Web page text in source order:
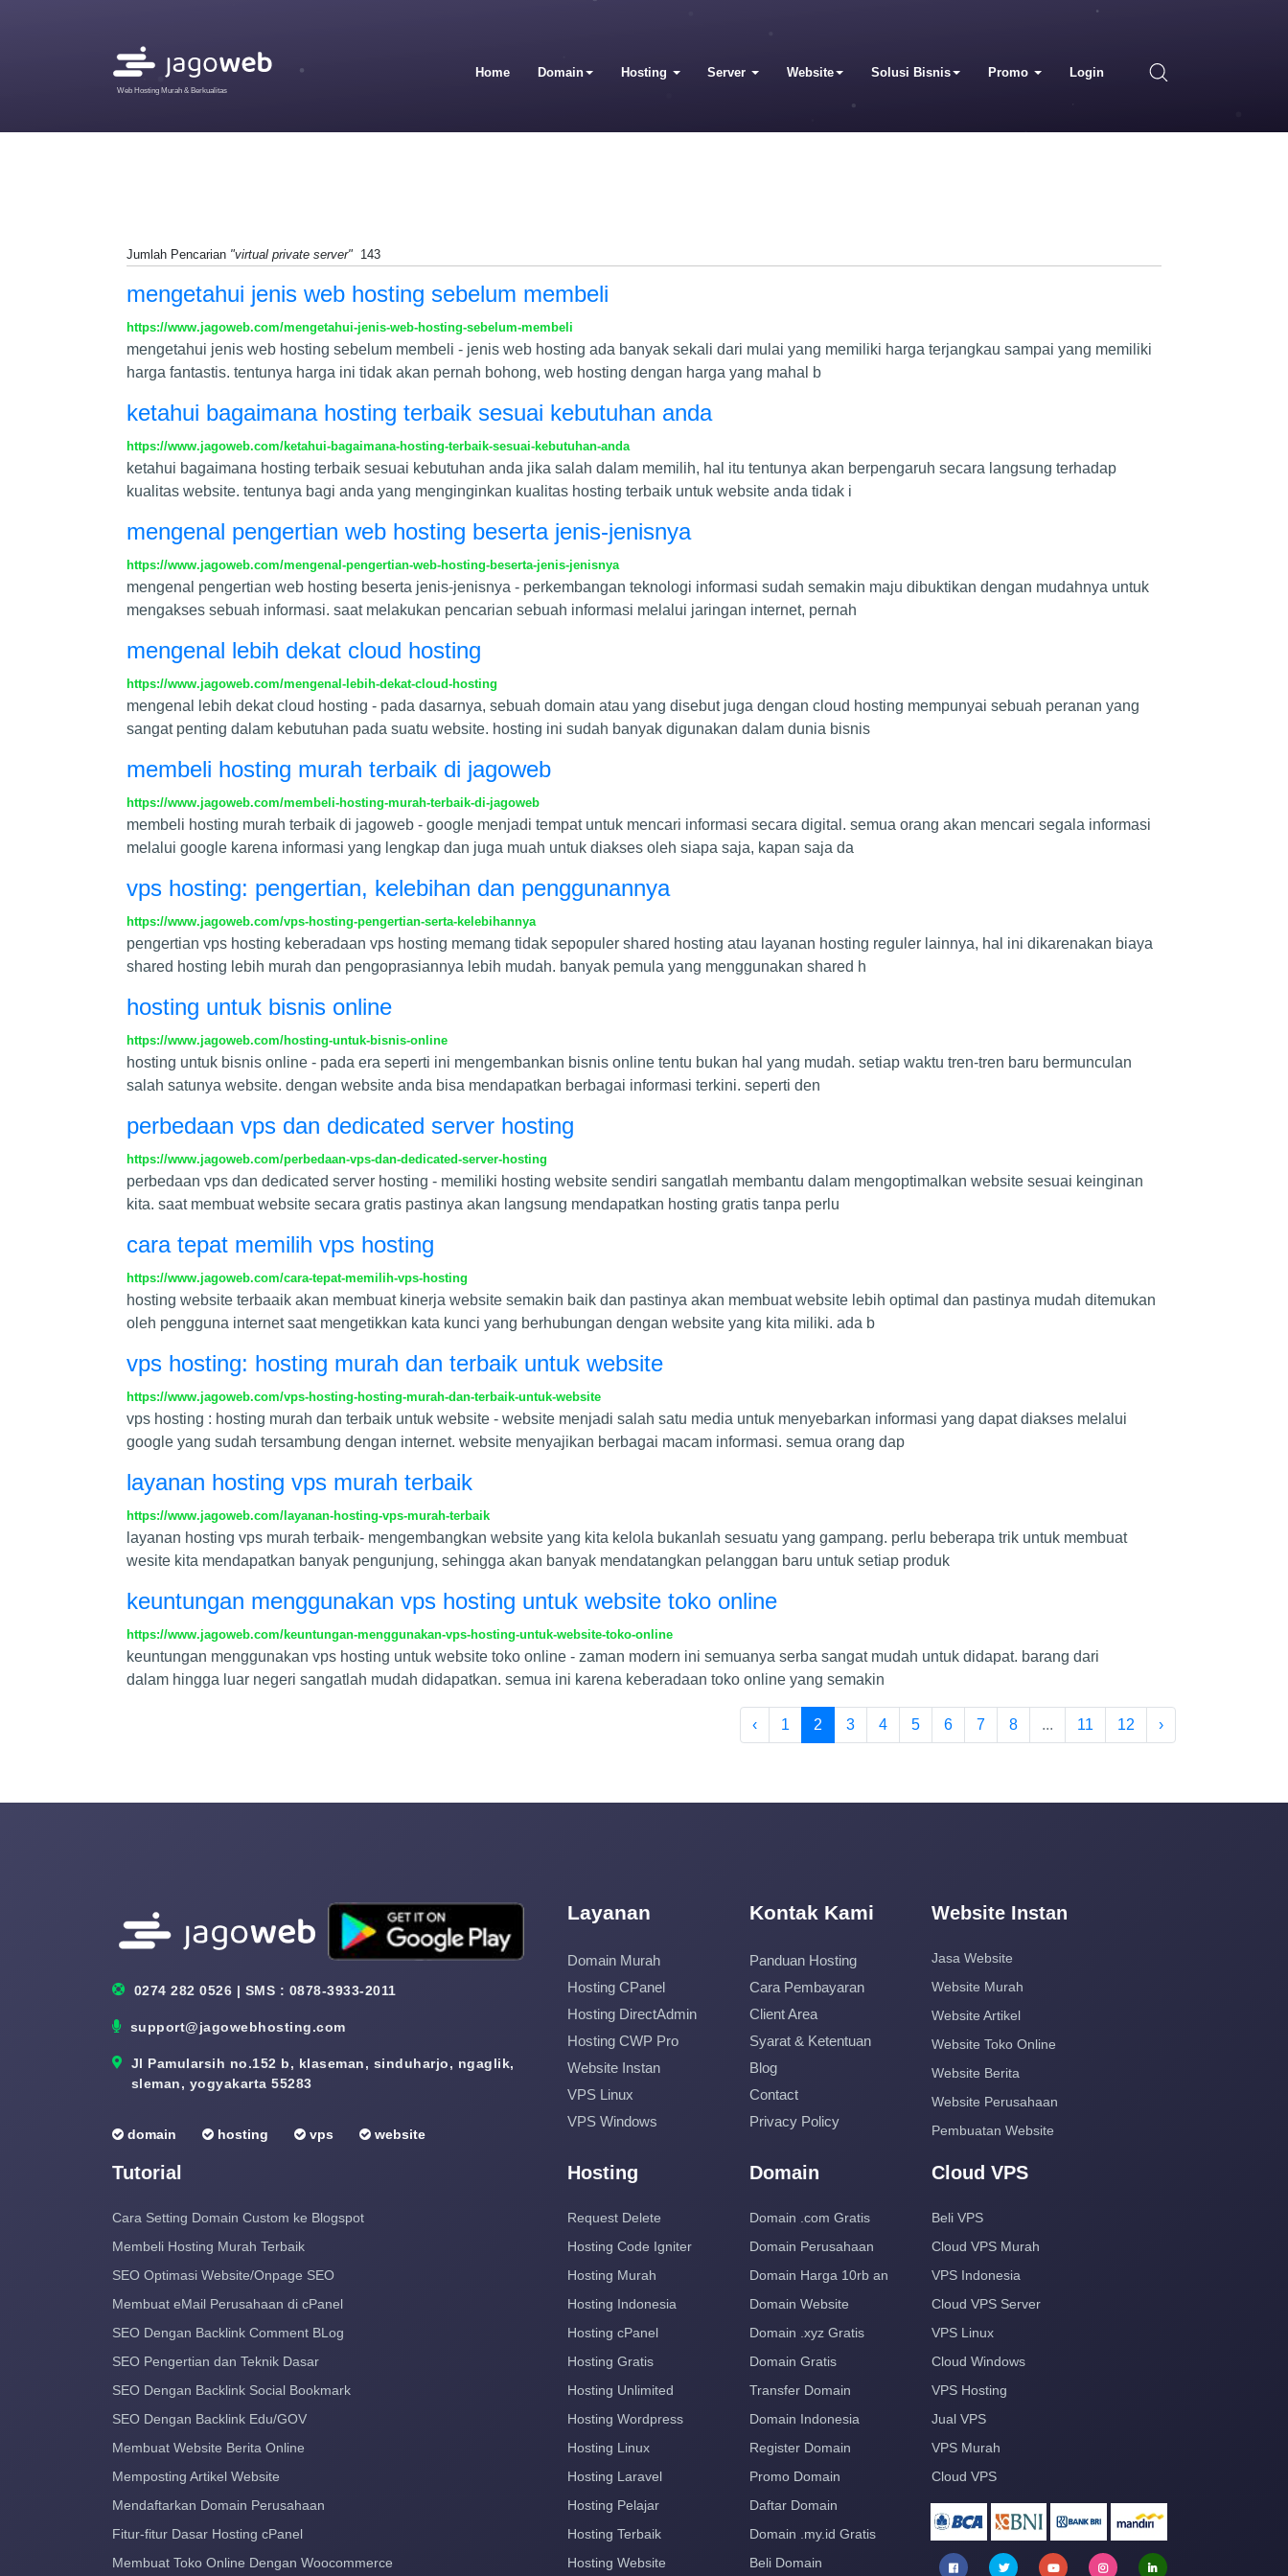
Web Hosting Murah & Berkualitas
Home Domain Hosting Server Website Solusi Bisnis Promo Login
Jumlah Pencarian "virtual private server" 143
mengetahui jenis web hosting sebelum membeli
https://www.jagoweb.com/mengetahui-jenis-web-hosting-sebelum-membeli
mengetahui jenis web hosting sebelum membeli - jenis web hosting ada banyak sekali dari mulai yang memiliki harga terjangkau sampai yang memiliki
harga fantastis. tentunya harga ini tidak akan pernah bohong, web hosting dengan harga yang mahal b
ketahui bagaimana hosting terbaik sesuai kebutuhan anda
https://www.jagoweb.com/ketahui-bagaimana-hosting-terbaik-sesuai-kebutuhan-anda
ketahui bagaimana hosting terbaik sesuai kebutuhan anda jika salah dalam memilih, hal itu tentunya akan berpengaruh secara langsung terhadap
kualitas website. tentunya bagi anda yang menginginkan kualitas hosting terbaik untuk website anda tidak i
mengenal pengertian web hosting beserta jenis-jenisnya
https://www.jagoweb.com/mengenal-pengertian-web-hosting-beserta-jenis-jenisnya
mengenal pengertian web hosting beserta jenis-jenisnya - perkembangan teknologi informasi sudah semakin maju dibuktikan dengan mudahnya untuk
mengakses sebuah informasi. saat melakukan pencarian sebuah informasi melalui jaringan internet, pernah
mengenal lebih dekat cloud hosting
https://www.jagoweb.com/mengenal-lebih-dekat-cloud-hosting
mengenal lebih dekat cloud hosting - pada dasarnya, sebuah domain atau yang disebut juga dengan cloud hosting mempunyai sebuah peranan yang
sangat penting dalam kebutuhan pada suatu website. hosting ini sudah banyak digunakan dalam dunia bisnis
membeli hosting murah terbaik di jagoweb
https://www.jagoweb.com/membeli-hosting-murah-terbaik-di-jagoweb
membeli hosting murah terbaik di jagoweb - google menjadi tempat untuk mencari informasi secara digital. semua orang akan mencari segala informasi
melalui google karena informasi yang lengkap dan juga muah untuk diakses oleh siapa saja, kapan saja da
vps hosting: pengertian, kelebihan dan penggunannya
https://www.jagoweb.com/vps-hosting-pengertian-serta-kelebihannya
pengertian vps hosting keberadaan vps hosting memang tidak sepopuler shared hosting atau layanan hosting reguler lainnya, hal ini dikarenakan biaya
shared hosting lebih murah dan pengoprasiannya lebih mudah. banyak pemula yang menggunakan shared h
hosting untuk bisnis online
https://www.jagoweb.com/hosting-untuk-bisnis-online
hosting untuk bisnis online - pada era seperti ini mengembankan bisnis online tentu bukan hal yang mudah. setiap waktu tren-tren baru bermunculan
salah satunya website. dengan website anda bisa mendapatkan berbagai informasi terkini. seperti den
perbedaan vps dan dedicated server hosting
https://www.jagoweb.com/perbedaan-vps-dan-dedicated-server-hosting
perbedaan vps dan dedicated server hosting - memiliki hosting website sendiri sangatlah membantu dalam mengoptimalkan website sesuai keinginan
kita. saat membuat website secara gratis pastinya akan langsung mendapatkan hosting gratis tanpa perlu
cara tepat memilih vps hosting
https://www.jagoweb.com/cara-tepat-memilih-vps-hosting
hosting website terbaaik akan membuat kinerja website semakin baik dan pastinya akan membuat website lebih optimal dan pastinya mudah ditemukan
oleh pengguna internet saat mengetikkan kata kunci yang berhubungan dengan website yang kita miliki. ada b
vps hosting: hosting murah dan terbaik untuk website
https://www.jagoweb.com/vps-hosting-hosting-murah-dan-terbaik-untuk-website
vps hosting : hosting murah dan terbaik untuk website - website menjadi salah satu media untuk menyebarkan informasi yang dapat diakses melalui
google yang sudah tersambung dengan internet. website menyajikan berbagai macam informasi. semua orang dap
layanan hosting vps murah terbaik
https://www.jagoweb.com/layanan-hosting-vps-murah-terbaik
layanan hosting vps murah terbaik- mengembangkan website yang kita kelola bukanlah sesuatu yang gampang. perlu beberapa trik untuk membuat
wesite kita mendapatkan banyak pengunjung, sehingga akan banyak mendatangkan pelanggan baru untuk setiap produk
keuntungan menggunakan vps hosting untuk website toko online
https://www.jagoweb.com/keuntungan-menggunakan-vps-hosting-untuk-website-toko-online
keuntungan menggunakan vps hosting untuk website toko online - zaman modern ini semuanya serba sangat mudah untuk didapat. barang dari
dalam hingga luar negeri sangatlah mudah didapatkan. semua ini karena keberadaan toko online yang semakin
‹ 1 2 3 4 5 6 7 8 ... 11 12 ›
0274 282 0526 | SMS : 0878-3933-2011
support@jagowebhosting.com
Jl Pamularsih no.152 b, klaseman, sinduharjo, ngaglik,
sleman, yogyakarta 55283
domain hosting vps website
Layanan
Domain Murah
Hosting CPanel
Hosting DirectAdmin
Hosting CWP Pro
Website Instan
VPS Linux
VPS Windows
Kontak Kami
Panduan Hosting
Cara Pembayaran
Client Area
Syarat & Ketentuan
Blog
Contact
Privacy Policy
Website Instan
Jasa Website
Website Murah
Website Artikel
Website Toko Online
Website Berita
Website Perusahaan
Pembuatan Website
Tutorial
Cara Setting Domain Custom ke Blogspot
Membeli Hosting Murah Terbaik
SEO Optimasi Website/Onpage SEO
Membuat eMail Perusahaan di cPanel
SEO Dengan Backlink Comment BLog
SEO Pengertian dan Teknik Dasar
SEO Dengan Backlink Social Bookmark
SEO Dengan Backlink Edu/GOV
Membuat Website Berita Online
Memposting Artikel Website
Mendaftarkan Domain Perusahaan
Fitur-fitur Dasar Hosting cPanel
Membuat Toko Online Dengan Woocommerce
Hosting
Request Delete
Hosting Code Igniter
Hosting Murah
Hosting Indonesia
Hosting cPanel
Hosting Gratis
Hosting Unlimited
Hosting Wordpress
Hosting Linux
Hosting Laravel
Hosting Pelajar
Hosting Terbaik
Hosting Website
Domain
Domain .com Gratis
Domain Perusahaan
Domain Harga 10rb an
Domain Website
Domain .xyz Gratis
Domain Gratis
Transfer Domain
Domain Indonesia
Register Domain
Promo Domain
Daftar Domain
Domain .my.id Gratis
Beli Domain
Cloud VPS
Beli VPS
Cloud VPS Murah
VPS Indonesia
Cloud VPS Server
VPS Linux
Cloud Windows
VPS Hosting
Jual VPS
VPS Murah
Cloud VPS